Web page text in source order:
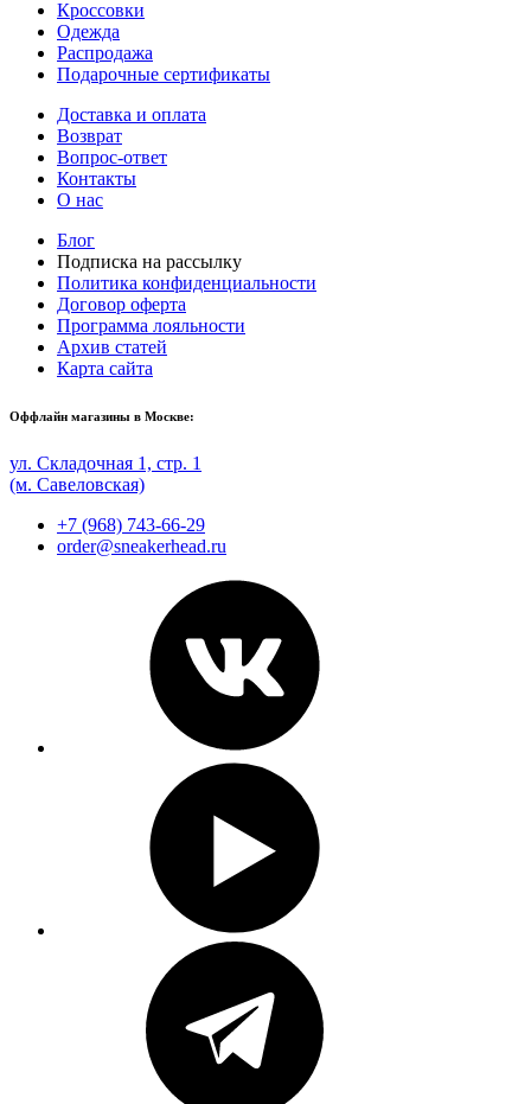
Кроссовки
Одежда
Распродажа
Подарочные сертификаты
Доставка и оплата
Возврат
Вопрос-ответ
Контакты
О нас
Блог
Подписка на рассылку
Политика конфиденциальности
Договор оферта
Программа лояльности
Архив статей
Карта сайта
Оффлайн магазины в Москве:
ул. Складочная 1, стр. 1
(м. Савеловская)
+7 (968) 743-66-29
order@sneakerhead.ru